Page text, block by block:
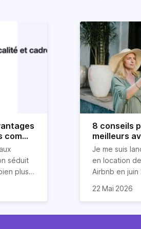
séduit
plus
limites
8 conseils
meilleurs
Je me suis
en location
Airbnb en
étoiles de la
22 Mai 2026